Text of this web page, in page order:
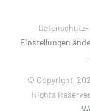
Einstellungen
–
© Copyright
Rights